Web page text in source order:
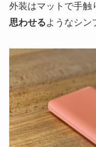
外装はマットで手触
思わせるようなシン